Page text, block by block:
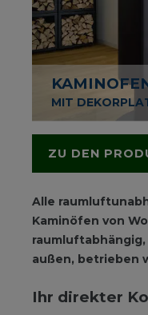
MIT
ZU DEN
Alle
Kaminöfen von
außen, betrieben
Ihr direkter